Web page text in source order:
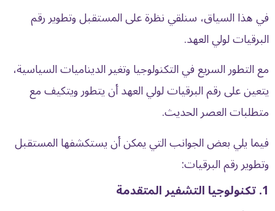
في هذا السياق، سنلقي نظرة على المستقبل وتطوير رقم
البرقيات لولي العهد.
مع التطور السريع في التكنولوجيا وتغير الديناميات السياسية،
يتعين على رقم البرقيات لولي العهد أن يتطور ويتكيف مع
متطلبات العصر الحديث.
فيما يلي بعض الجوانب التي يمكن أن يستكشفها المستقبل
وتطوير رقم البرقيات:
1. تكنولوجيا التشفير المتقدمة